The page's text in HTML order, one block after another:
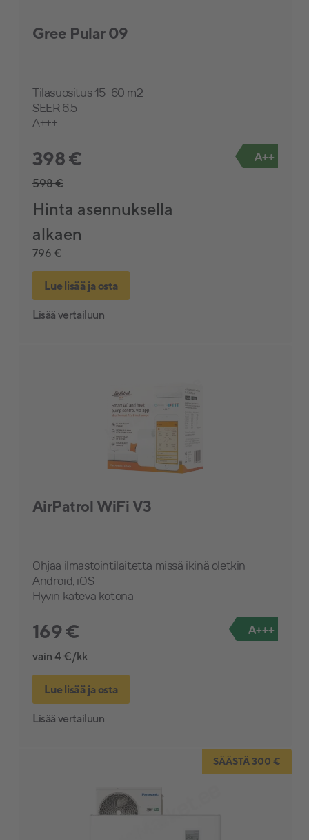
Gree Pular 09
Tilasuositus 15-60 m2
SEER 6.5
A+++
398 €
598 €
Hinta asennuksella
alkaen
796 €
A++
Lue lisää ja osta
Lisää vertailuun
AirPatrol WiFi V3
Ohjaa ilmastointilaitetta missä ikinä oletkin
Android, iOS
Hyvin kätevä kotona
169 €
vain 4 €/kk
A+++
Lue lisää ja osta
Lisää vertailuun
SÄÄSTÄ 300 €